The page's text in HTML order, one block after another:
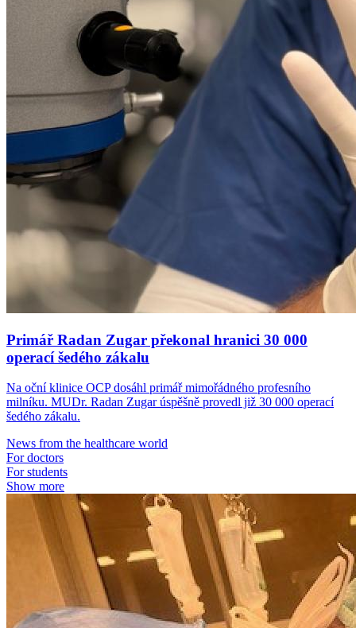
Primář Radan Zugar překonal hranici 30 000
operací šedého zákalu
Na oční klinice OCP dosáhl primář mimořádného profesního
milníku. MUDr. Radan Zugar úspěšně provedl již 30 000 operací
šedého zákalu.
News from the healthcare world
For doctors
For students
Show more